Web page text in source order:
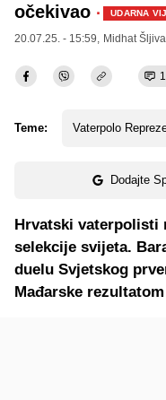
očekivao · UDARNA
20.07.25. - 15:59, Midhat
Teme: Vaterpolo
Dodajte
Hrvatski vaterpolisti
selekcije svijeta.
duelu Svjetskog
Mađarske